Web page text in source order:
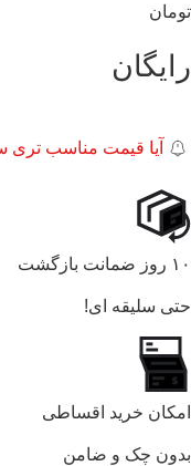
تومان
رایگان
آیا قیمت مناسب تری
۱۰ روز ضمانت بازگشت
حتی سلیقه ای!
امکان خرید اقساطی
بدون چک و ضامن